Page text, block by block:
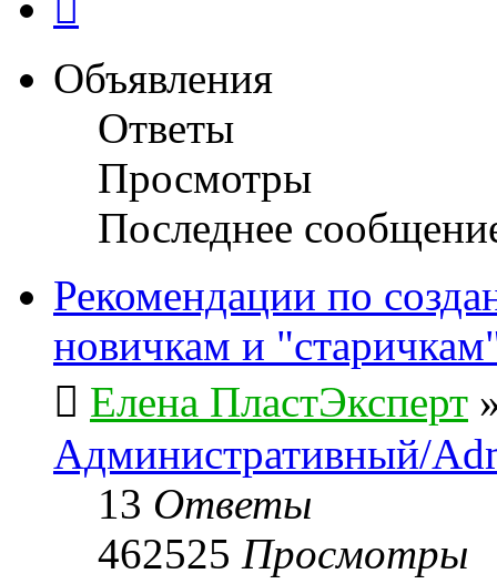
Объявления
Ответы
Просмотры
Последнее
Рекомендации по
новичкам и
Елена ПластЭксперт
Административный/
13 Ответы
462525 Просмотры